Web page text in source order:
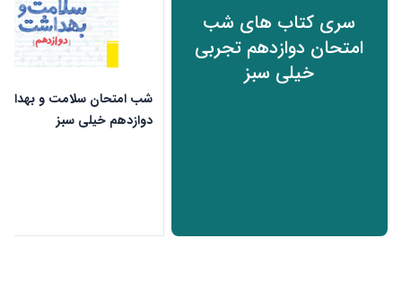
سری کتاب های شب
امتحان دوازدهم تجربی
خیلی سبز
شب امتحان سلامت و
دوازدهم خیلی سبز